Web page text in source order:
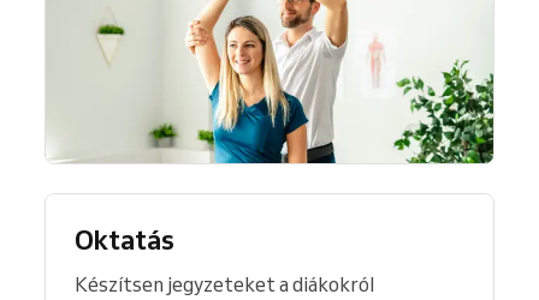
Oktatás
Készítsen jegyzeteket a diákokról